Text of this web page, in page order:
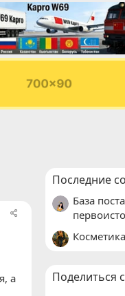
а
Последние
База
Косметика
Поделиться